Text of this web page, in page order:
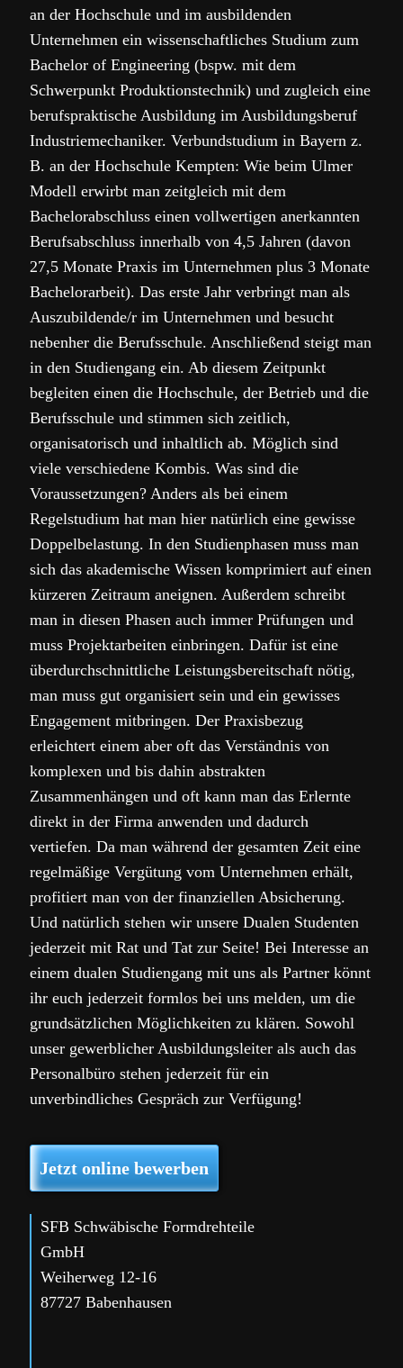
an der Hochschule und im ausbildenden
Unternehmen ein wissenschaftliches Studium zum
Bachelor of Engineering (bspw. mit dem
Schwerpunkt Produktionstechnik) und zugleich eine
berufspraktische Ausbildung im Ausbildungsberuf
Industriemechaniker. Verbundstudium in Bayern z.
B. an der Hochschule Kempten: Wie beim Ulmer
Modell erwirbt man zeitgleich mit dem
Bachelorabschluss einen vollwertigen anerkannten
Berufsabschluss innerhalb von 4,5 Jahren (davon
27,5 Monate Praxis im Unternehmen plus 3 Monate
Bachelorarbeit). Das erste Jahr verbringt man als
Auszubildende/r im Unternehmen und besucht
nebenher die Berufsschule. Anschließend steigt man
in den Studiengang ein. Ab diesem Zeitpunkt
begleiten einen die Hochschule, der Betrieb und die
Berufsschule und stimmen sich zeitlich,
organisatorisch und inhaltlich ab. Möglich sind
viele verschiedene Kombis. Was sind die
Voraussetzungen? Anders als bei einem
Regelstudium hat man hier natürlich eine gewisse
Doppelbelastung. In den Studienphasen muss man
sich das akademische Wissen komprimiert auf einen
kürzeren Zeitraum aneignen. Außerdem schreibt
man in diesen Phasen auch immer Prüfungen und
muss Projektarbeiten einbringen. Dafür ist eine
überdurchschnittliche Leistungsbereitschaft nötig,
man muss gut organisiert sein und ein gewisses
Engagement mitbringen. Der Praxisbezug
erleichtert einem aber oft das Verständnis von
komplexen und bis dahin abstrakten
Zusammenhängen und oft kann man das Erlernte
direkt in der Firma anwenden und dadurch
vertiefen. Da man während der gesamten Zeit eine
regelmäßige Vergütung vom Unternehmen erhält,
profitiert man von der finanziellen Absicherung.
Und natürlich stehen wir unsere Dualen Studenten
jederzeit mit Rat und Tat zur Seite! Bei Interesse an
einem dualen Studiengang mit uns als Partner könnt
ihr euch jederzeit formlos bei uns melden, um die
grundsätzlichen Möglichkeiten zu klären. Sowohl
unser gewerblicher Ausbildungsleiter als auch das
Personalbüro stehen jederzeit für ein
unverbindliches Gespräch zur Verfügung!
Jetzt online bewerben
SFB Schwäbische Formdrehteile
GmbH
Weiherweg 12-16
87727 Babenhausen